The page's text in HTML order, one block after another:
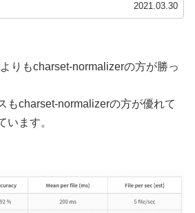
2021.03.30
りもcharset-normalizerの方が勝っ
もcharset-normalizerの方が優れて
います。